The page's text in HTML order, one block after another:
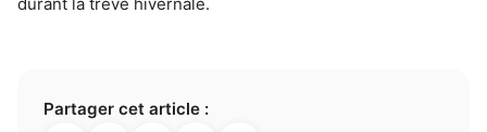
Partager cet article :